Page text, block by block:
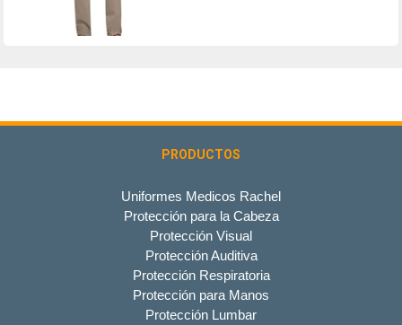
PRODUCTOS
Uniformes Medicos Rachel
Protección para la Cabeza
Protección Visual
Protección Auditiva
Protección Respiratoria
Protección para Manos
Protección Lumbar